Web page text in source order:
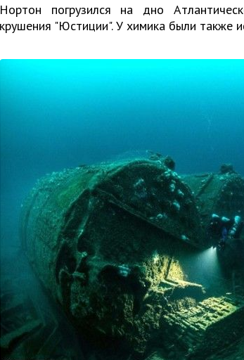
Нортон погрузился на дно
крушения "Юстиции". У химика были также